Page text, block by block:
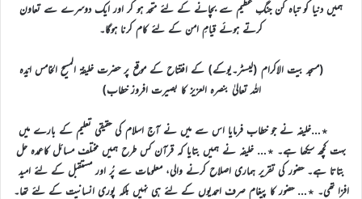
ہمیں دنیا کو تباہ کن جنگِ عظیم سے بچانے کے لئے متحد ہو کر اور ایک دوسرے سے تعاون
کرتے ہوئے قیامِ امن کے لئے کام کرنا ہوگا۔
(مسجد بیت الاکرام (لیسٹر۔یوکے) کے افتتاح کے موقع پر حضرت خلیفۃ المسیح الخامس ایّدہ
اللہ تعالیٰ بنصرہ العزیز کا بصیرت افروز خطاب)
٭…خلیفہ نے جو خطاب فرمایا اس سے میں نے آج اسلام کی حقیقی تعلیم کے بارے میں
بہت کچھ سیکھا ہے۔ ٭… خلیفہ نے ہمیں بتایا کہ قرآن کس طرح ہمیں مختلف مسائل کاعمدہ حل
بتاتا ہے۔ حضور کی تقریر ہماری اصلاح کرنے والی، معلومات سے پُر اور مستقبل کے لئے امید
افزا تھی۔ ٭… حضور کا پیغام صرف احمدیوں کے لئے ہی نہیں بلکہ پوری انسانیت کے لئے تھا۔